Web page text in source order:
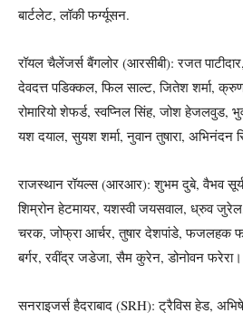
बार्टलेट, लॉकी फर्ग्यूसन.
रॉयल चैलेंजर्स बैंगलोर (आरसीबी): रजत
देवदत्त पडिक्कल, फिल साल्ट, जितेश शर्मा,
रोमारियो शेफर्ड, स्वप्निल सिंह, जोश हेजलवुड,
यश दयाल, सुयश शर्मा, नुवान तुषारा, अभिनंदन
राजस्थान रॉयल्स (आरआर): शुभम दुबे, वैभव
शिम्रोन हेटमायर, यशस्वी जयसवाल, ध्रुव जुरेल,
चरक, जोफ्रा आर्चर, तुषार देशपांडे, फजलहक
बर्गर, रवींद्र जडेजा, सैम कुरेन, डोनोवन फरेरा।
सनराइजर्स हैदराबाद (SRH): ट्रैविस हेड,